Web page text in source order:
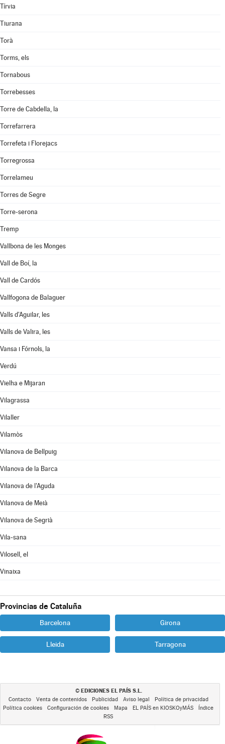
Tírvia
Tiurana
Torà
Torms, els
Tornabous
Torrebesses
Torre de Cabdella, la
Torrefarrera
Torrefeta i Florejacs
Torregrossa
Torrelameu
Torres de Segre
Torre-serona
Tremp
Vallbona de les Monges
Vall de Boí, la
Vall de Cardós
Vallfogona de Balaguer
Valls d'Aguilar, les
Valls de Valira, les
Vansa i Fórnols, la
Verdú
Vielha e Mijaran
Vilagrassa
Vilaller
Vilamòs
Vilanova de Bellpuig
Vilanova de la Barca
Vilanova de l'Aguda
Vilanova de Meià
Vilanova de Segrià
Vila-sana
Vilosell, el
Vinaixa
Provincias de Cataluña
Barcelona Girona
Lleida Tarragona
© EDICIONES EL PAÍS S.L.
Contacto Venta de contenidos Publicidad Aviso legal
Política de privacidad
Política cookies
Configuración de cookies Mapa EL PAÍS en KIOSKOyMÁS
Índice
RSS